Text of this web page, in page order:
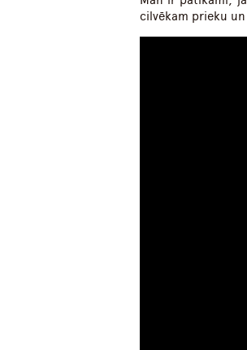
cilvēkam prieku